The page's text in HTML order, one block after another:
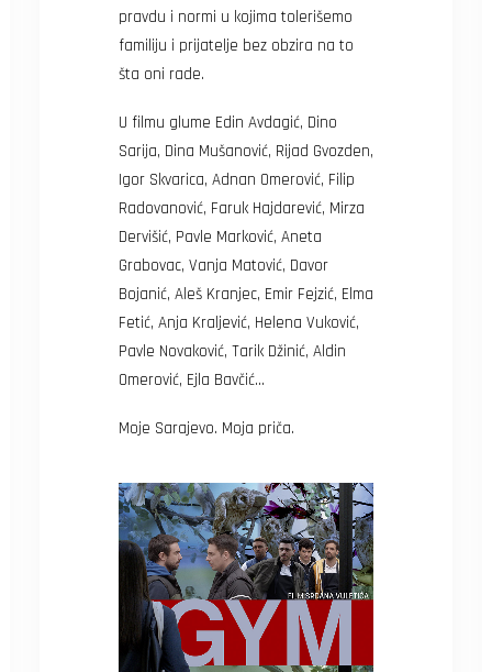
pravdu i normi u kojima tolerišemo
familiju i prijatelje bez obzira na to
šta oni rade.
U filmu glume Edin Avdagić, Dino
Sarija, Dina Mušanović, Rijad Gvozden,
Igor Skvarica, Adnan Omerović, Filip
Radovanović, Faruk Hajdarević, Mirza
Dervišić, Pavle Marković, Aneta
Grabovac, Vanja Matović, Davor
Bojanić, Aleš Kranjec, Emir Fejzić, Elma
Fetić, Anja Kraljević, Helena Vuković,
Pavle Novaković, Tarik Džinić, Aldin
Omerović, Ejla Bavčić…
Moje Sarajevo. Moja priča.